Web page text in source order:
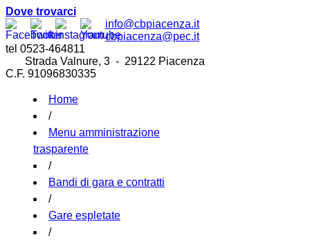
Dove trovarci
info@cbpiacenza.it
cbpiacenza@pec.it
tel 0523-464811
Strada Valnure, 3 - 29122 Piacenza
C.F. 91096830335
Home
/
Menu amministrazione
trasparente
/
Bandi di gara e contratti
/
Gare espletate
/